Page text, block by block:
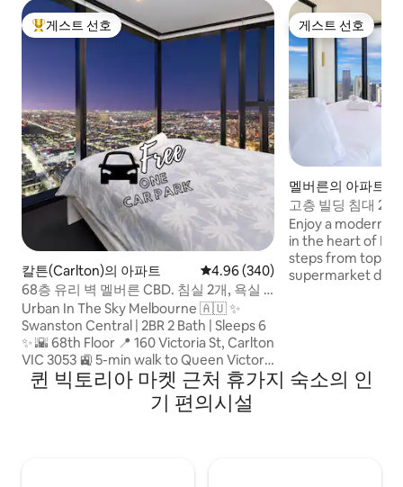
상위 게스트 선호
게스트 선호
칼튼(Carlton)의 아파트 평점 4.96점(5점 만점), 후기 340
4.96 (340)
68층 유리 벽 멜버른 CBD. 침실 2개, 욕실 2
개. 6인. 주차장
Urban In The Sky Melbourne 🇦🇺 ✨
Swanston Central | 2BR 2 Bath | Sleeps 6
✨ 🌇 68th Floor 📍 160 Victoria St, Carlton
VIC 3053 🚉 5-min walk to Queen Victoria
Market 🚋 Free Tram Zone 🅿️ One free
secure carpark Features include: ☕
Nespresso coffee machine 📺 Smart TV
게스트 선호
게스트 선호
멜버른의 아파트
고층 빌딩 침대 2
Enjoy a modern
in the heart of
steps from top
supermarket
with Smart TV,
퀸 빅토리아 마켓 근처 휴가지 숙소의 인
기 편의시설